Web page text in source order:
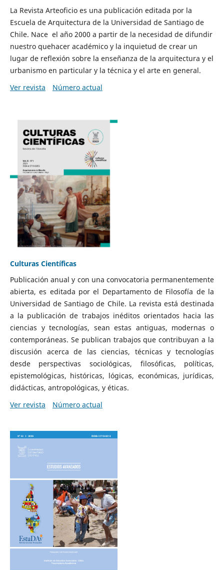
La Revista Arteoficio es una publicación editada por la
Escuela de Arquitectura de la Universidad de Santiago de
Chile. Nace el año 2000 a partir de la necesidad de difundir
nuestro quehacer académico y la inquietud de crear un
lugar de reflexión sobre la enseñanza de la arquitectura y el
urbanismo en particular y la técnica y el arte en general.
Ver revista
Número actual
Culturas Científicas
Publicación anual y con una convocatoria permanentemente
abierta, es editada por el Departamento de Filosofía de la
Universidad de Santiago de Chile. La revista está destinada
a la publicación de trabajos inéditos orientados hacia las
ciencias y tecnologías, sean estas antiguas, modernas o
contemporáneas. Se publican trabajos que contribuyan a la
discusión acerca de las ciencias, técnicas y tecnologías
desde perspectivas sociológicas, filosóficas, políticas,
epistemológicas, históricas, lógicas, económicas, jurídicas,
didácticas, antropológicas, y éticas.
Ver revista
Número actual